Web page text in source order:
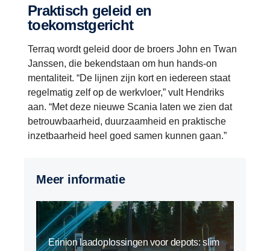
Praktisch geleid en
toekomstgericht
Terraq wordt geleid door de broers John en Twan
Janssen, die bekendstaan om hun hands-on
mentaliteit. “De lijnen zijn kort en iedereen staat
regelmatig zelf op de werkvloer,” vult Hendriks
aan. “Met deze nieuwe Scania laten we zien dat
betrouwbaarheid, duurzaamheid en praktische
inzetbaarheid heel goed samen kunnen gaan.”
Meer informatie
Erinion laadoplossingen voor depots: slim